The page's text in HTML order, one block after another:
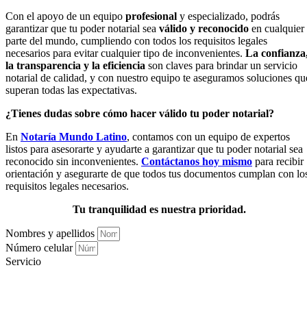
Con el apoyo de un equipo profesional y especializado, podrás
garantizar que tu poder notarial sea válido y reconocido en cualquier
parte del mundo, cumpliendo con todos los requisitos legales
necesarios para evitar cualquier tipo de inconvenientes. La
la transparencia y la eficiencia son claves para brindar un servicio
notarial de calidad, y con nuestro equipo te aseguramos soluciones
superan todas las expectativas.
¿Tienes dudas sobre cómo hacer válido tu poder notarial?
En Notaría Mundo Latino, contamos con un equipo de expertos
listos para asesorarte y ayudarte a garantizar que tu poder notarial sea
reconocido sin inconvenientes. Contáctanos hoy mismo para recibir
orientación y asegurarte de que todos tus documentos cumplan con
requisitos legales necesarios.
Tu tranquilidad es nuestra prioridad.
Nombres y apellidos
Número celular
Servicio